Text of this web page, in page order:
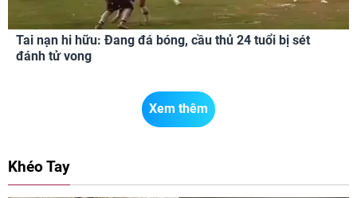
Tai nạn hi hữu: Đang đá bóng, cầu thủ 24 tuổi bị sét
đánh tử vong
Xem thêm
Khéo Tay